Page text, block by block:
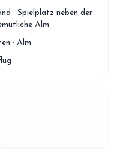
· Spielplatz neben der
Alm
· Alm